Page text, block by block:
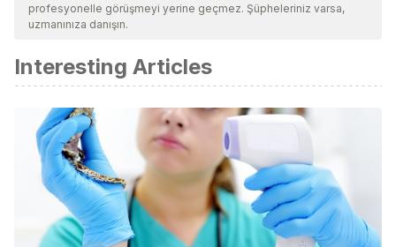
tarafından derinlemesine incelendi. Bu makalenin bibliyografisi
kabul edildi.
Grez C. 21 desconocidos felinos salvajes de los que
probablemente nunca habías oído [Internet]. Upsocl. 2015
[cited 6 June 2020]. Available from:
http://www.upsocl.com/verde/21-desconocidos-felinos-
salvajes-de-los-que-probablemente-nunca-habias-oido/
Otocolobus manul
[Internet]. Es.wikipedia.org. [cited 6 June
2020]. Available from:
profesyonelle görüşmeyi yerine geçmez. Şüpheleriniz varsa,
uzmanınıza danışın.
Interesting Articles